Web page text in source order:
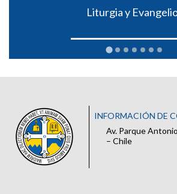
Liturgia y
INFORMACIÓN DE
Av. Parque
– Chile